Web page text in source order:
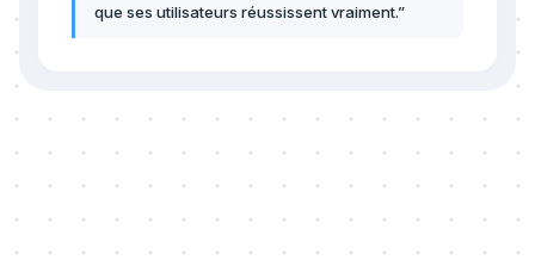
que ses utilisateurs réussissent vraiment.”